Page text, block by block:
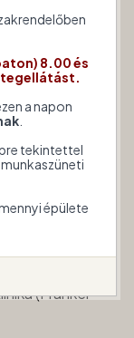
(Frankel
8.00 és
a napon
.
tekintettel
munkaszüneti
épülete